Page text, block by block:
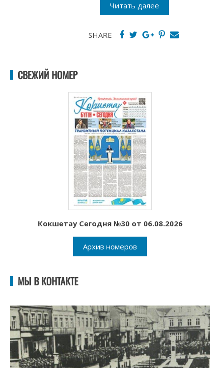
Читать далее
SHARE
СВЕЖИЙ НОМЕР
Кокшетау Сегодня №30 от 06.08.2026
Архив номеров
МЫ В КОНТАКТЕ